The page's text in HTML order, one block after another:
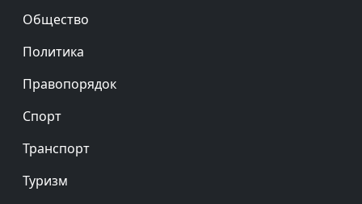
Общество
Политика
Правопорядок
Спорт
Транспорт
Туризм